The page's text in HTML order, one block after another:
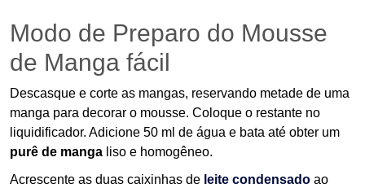
Modo de Preparo do Mousse
de Manga fácil
Descasque e corte as mangas, reservando metade de uma
manga para decorar o mousse. Coloque o restante no
liquidificador. Adicione 50 ml de água e bata até obter um
purê de manga liso e homogêneo.
Acrescente as duas caixinhas de leite condensado ao